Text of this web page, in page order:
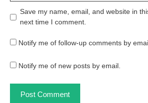
Save my name, email, and website in
next time I comment.
Notify me of follow-up comments by
Notify me of new posts by email.